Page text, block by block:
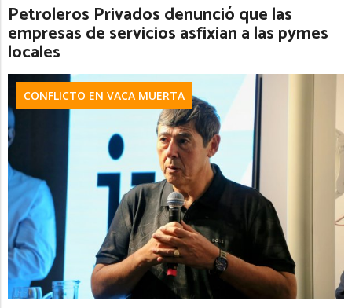
Petroleros Privados denunció que las
empresas de servicios asfixian a las pymes
locales
CONFLICTO EN VACA MUERTA